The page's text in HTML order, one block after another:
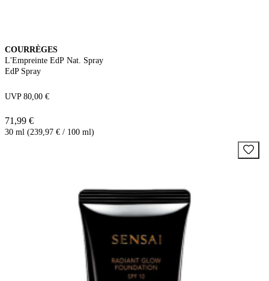
COURRÈGES
L'Empreinte EdP Nat. Spray
EdP Spray
UVP 80,00 €
71,99 €
30 ml (239,97 € / 100 ml)